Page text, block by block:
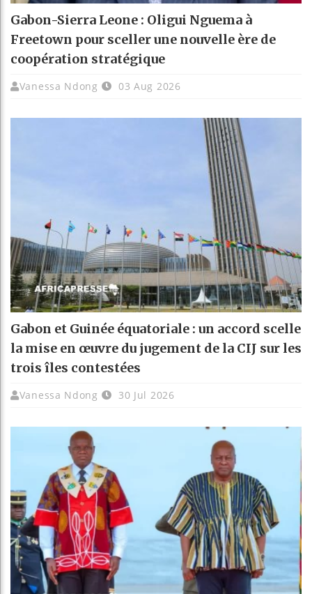
Gabon-Sierra Leone : Oligui Nguema à
Freetown pour sceller une nouvelle ère de
coopération stratégique
Vanessa Ndong 03 Aug 2026
Gabon et Guinée équatoriale : un accord scelle
la mise en œuvre du jugement de la CIJ sur les
trois îles contestées
Vanessa Ndong 30 Jul 2026